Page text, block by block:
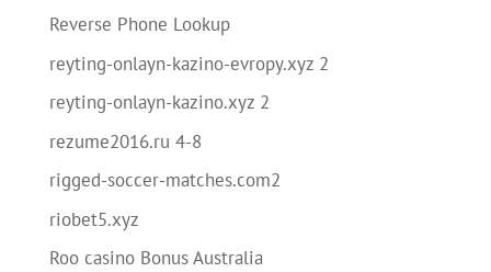
Reverse Phone Lookup
reyting-onlayn-kazino-evropy.xyz 2
reyting-onlayn-kazino.xyz 2
rezume2016.ru 4-8
rigged-soccer-matches.com2
riobet5.xyz
Roo casino Bonus Australia